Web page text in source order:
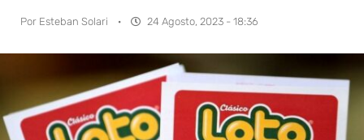
Por Esteban Solari · 24 Agosto, 2023 - 18:36